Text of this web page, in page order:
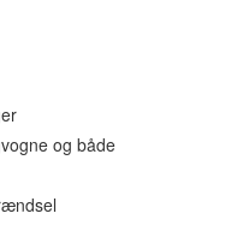
og både